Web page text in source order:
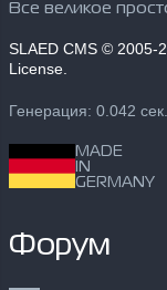
Все великое
SLAED CMS © 2005-
License.
Генерация: 0.042
MADE
IN
GERMANY
Форум